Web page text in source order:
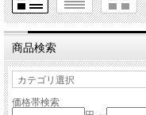
商品検索
価格帯検索